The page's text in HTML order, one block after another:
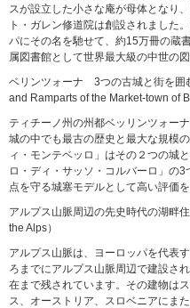
スが設立した小さな庵が母体となり
ト・ガレン修道院は創設されました
パにその名を馳せて、約15万冊の蔵
属図書館として世界最大級の中世の
ベリンツォーナ 3つの古城と街を囲
and Ramparts of the Market-town of
ティチーノ州の州都ベッリンツォー
城の中でも最古の歴史と最大な規模
ィ・モンテベッロ」はその２つの城
ロ・ディ・サッソ・コルバーロ」の
点を守る城塞モデルとして高い評価
アルプス山脈周辺の先史時代の湖畔
the Alps）
アルプス山脈は、ヨーロッパを代表
ろまでにアルプス山脈周辺で建設さ
在まで残されています。その建物は
ス、オーストリア、スロベニアにま